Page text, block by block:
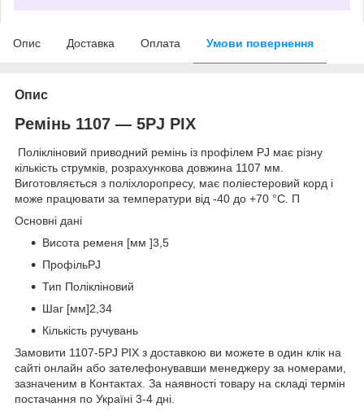
Опис Доставка Оплата Умови повернення
Опис
Ремінь 1107 — 5PJ PIX
Полікліновий приводний ремінь із профілем PJ має різну
кількість струмків, розрахункова довжина 1107 мм.
Виготовляється з поліхлоропресу, має поліестеровий корд і
може працювати за температури від -40 до +70 °C. П
Основні дані
Висота ременя [мм ]3,5
ПрофільPJ
Тип Полікліновий
Шаг [мм]2,34
Кількість ручувань
Замовити 1107-5PJ PIX з доставкою ви можете в один клік на
сайті онлайн або зателефонувавши менеджеру за номерами,
зазначеним в Контактах. За наявності товару на складі термін
постачання по Україні 3-4 дні.